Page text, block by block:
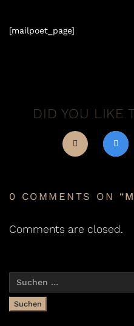
[mailpoet_page]
DID YOU LIKE
0 COMMENTS ON “
Comments are closed.
Suchen
nach: